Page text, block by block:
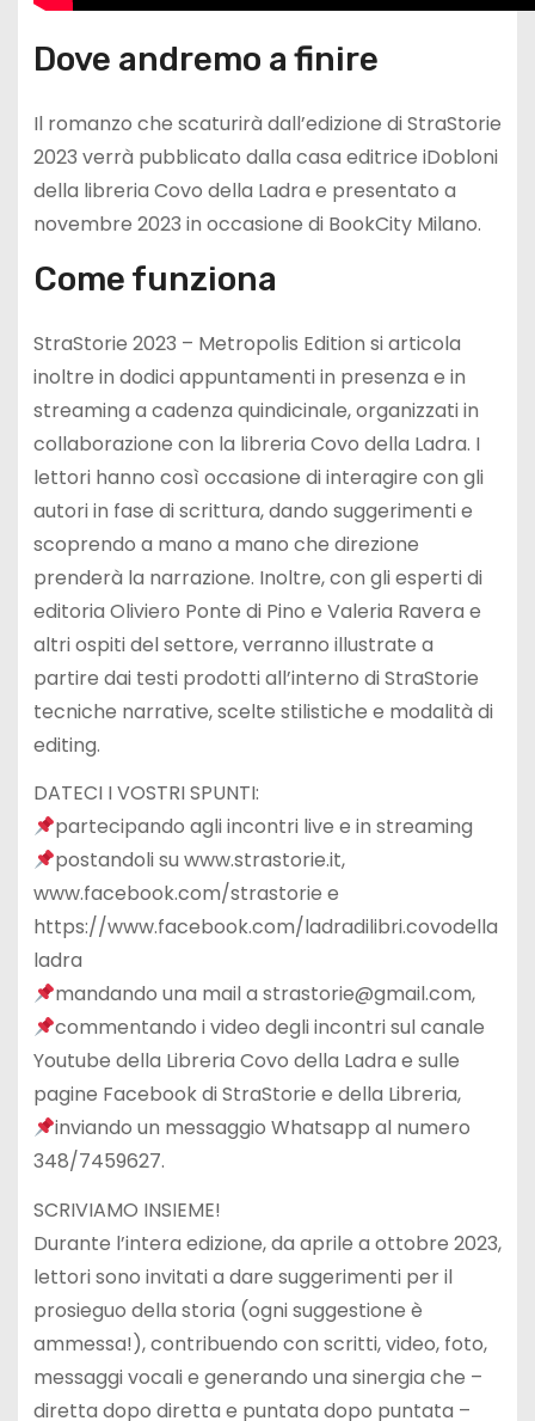
Dove andremo a finire
Il romanzo che scaturirà dall’edizione di StraStorie
2023 verrà pubblicato dalla casa editrice iDobloni
della libreria Covo della Ladra e presentato a
novembre 2023 in occasione di BookCity Milano.
Come funziona
StraStorie 2023 – Metropolis Edition si articola
inoltre in dodici appuntamenti in presenza e in
streaming a cadenza quindicinale, organizzati in
collaborazione con la libreria Covo della Ladra. I
lettori hanno così occasione di interagire con gli
autori in fase di scrittura, dando suggerimenti e
scoprendo a mano a mano che direzione
prenderà la narrazione. Inoltre, con gli esperti di
editoria Oliviero Ponte di Pino e Valeria Ravera e
altri ospiti del settore, verranno illustrate a
partire dai testi prodotti all’interno di StraStorie
tecniche narrative, scelte stilistiche e modalità di
editing.
DATECI I VOSTRI SPUNTI:
partecipando agli incontri live e in streaming
postandoli su www.strastorie.it,
www.facebook.com/strastorie e
https://www.facebook.com/ladradilibri.covodella
ladra
mandando una mail a strastorie@gmail.com,
commentando i video degli incontri sul canale
Youtube della Libreria Covo della Ladra e sulle
pagine Facebook di StraStorie e della Libreria,
inviando un messaggio Whatsapp al numero
348/7459627.
SCRIVIAMO INSIEME!
Durante l’intera edizione, da aprile a ottobre 2023,
lettori sono invitati a dare suggerimenti per il
prosieguo della storia (ogni suggestione è
ammessa!), contribuendo con scritti, video, foto,
messaggi vocali e generando una sinergia che –
diretta dopo diretta e puntata dopo puntata –